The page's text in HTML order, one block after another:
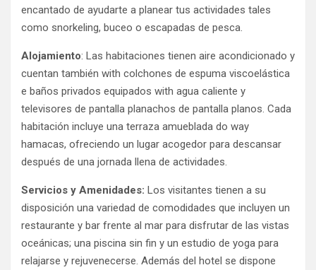
encantado de ayudarte a planear tus actividades tales
como snorkeling, buceo o escapadas de pesca.
Alojamiento: Las habitaciones tienen aire acondicionado y
cuentan también with colchones de espuma viscoelástica
e baños privados equipados with agua caliente y
televisores de pantalla planachos de pantalla planos. Cada
habitación incluye una terraza amueblada do way
hamacas, ofreciendo un lugar acogedor para descansar
después de una jornada llena de actividades.
Servicios y Amenidades: Los visitantes tienen a su
disposición una variedad de comodidades que incluyen un
restaurante y bar frente al mar para disfrutar de las vistas
oceánicas; una piscina sin fin y un estudio de yoga para
relajarse y rejuvenecerse. Además del hotel se dispone